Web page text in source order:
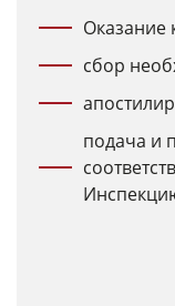
Оказание
сбор
подача и